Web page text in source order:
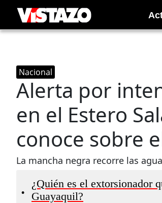
Nacional
Alerta por
en el Estero
conoce sobre
La mancha negra recorre las
•
¿Quién es el extorsionador
Guayaquil?